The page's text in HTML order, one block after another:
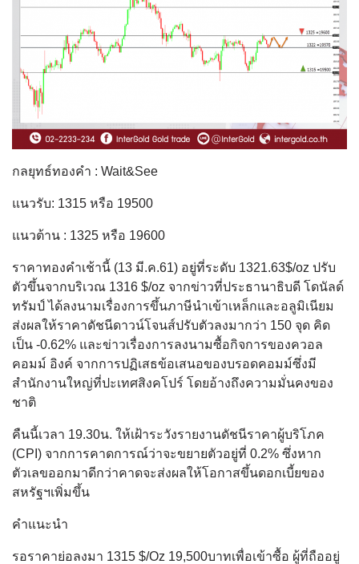
กลยุทธ์ทองคำ : Wait&See
แนวรับ: 1315 หรือ 19500
แนวต้าน : 1325 หรือ 19600
ราคาทองคำเช้านี้ (13 มี.ค.61) อยู่ที่ระดับ 1321.63$/oz ปรับ
ตัวขึ้นจากบริเวณ 1316 $/oz จากข่าวที่ประธานาธิบดี โดนัลด์
ทรัมป์ ได้ลงนามเรื่องการขึ้นภาษีนำเข้าเหล็กและอลูมิเนียม
ส่งผลให้ราคาดัชนีดาวน์โจนส์ปรับตัวลงมากว่า 150 จุด คิด
เป็น -0.62% และข่าวเรื่องการลงนามซื้อกิจการของควอล
คอมม์ อิงค์ จากการปฏิเสธข้อเสนอของบรอดคอมม์ซึ่งมี
สำนักงานใหญ่ที่ปะเทศสิงคโปร์ โดยอ้างถึงความมั่นคงของ
ชาติ
คืนนี้เวลา 19.30น. ให้เฝ้าระวังรายงานดัชนีราคาผู้บริโภค
(CPI) จากการคาดการณ์ว่าจะขยายตัวอยู่ที่ 0.2% ซึ่งหาก
ตัวเลขออกมาดีกว่าคาดจะส่งผลให้โอกาสขึ้นดอกเบี้ยของ
สหรัฐฯเพิ่มขึ้น
คำแนะนำ
รอราคาย่อลงมา 1315 $/Oz 19,500บาทเพื่อเข้าซื้อ ผู้ที่ถืออยู่